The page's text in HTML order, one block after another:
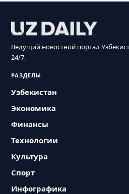
Ведущий новостной портал
24/7.
РАЗДЕЛЫ
Узбекистан
Экономика
Финансы
Технологии
Культура
Спорт
Инфографика